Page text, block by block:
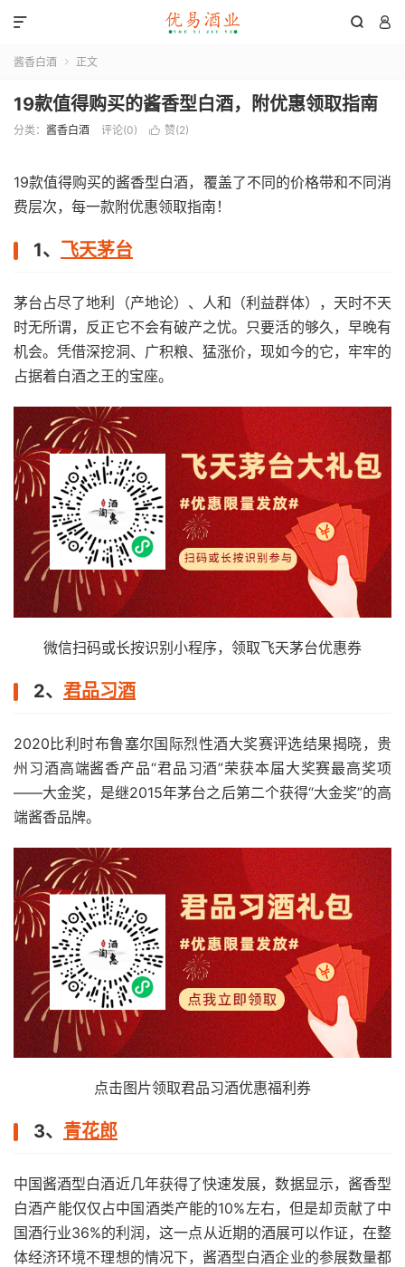
 

酱香白酒  正文
19款值得购买的酱香型白酒，附优惠领取指南
分类： 酱香白酒 评论(0)  赞(2)
19款值得购买的酱香型白酒，覆盖了不同的价格带和不同消
费层次，每一款附优惠领取指南！
1、 飞天茅台
茅台占尽了地利（产地论）、人和（利益群体），天时不天
时无所谓，反正它不会有破产之忧。只要活的够久，早晚有
机会。凭借深挖洞、广积粮、猛涨价，现如今的它，牢牢的
占据着白酒之王的宝座。
微信扫码或长按识别小程序，领取飞天茅台优惠券
2、 君品习酒
2020比利时布鲁塞尔国际烈性酒大奖赛评选结果揭晓，贵
州习酒高端酱香产品“君品习酒”荣获本届大奖赛最高奖项
——大金奖，是继2015年茅台之后第二个获得“大金奖”的高
端酱香品牌。
点击图片领取君品习酒优惠福利券
3、 青花郎
中国酱酒型白酒近几年获得了快速发展，数据显示，酱香型
白酒产能仅仅占中国酒类产能的10%左右，但是却贡献了中
国酒行业36%的利润，这一点从近期的酒展可以作证，在整
体经济环境不理想的情况下，酱酒型白酒企业的参展数量都